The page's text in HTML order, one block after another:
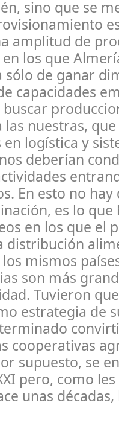
sino que se
amplitud de
los que
sólo de ganar
capacidades
nuestras,
logística y
deberían
En esto no hay
es lo que
en los que el
distribución
mismos
son más
Tuvieron
estrategia de
cooperativas
supuesto, se
pero, como
unas